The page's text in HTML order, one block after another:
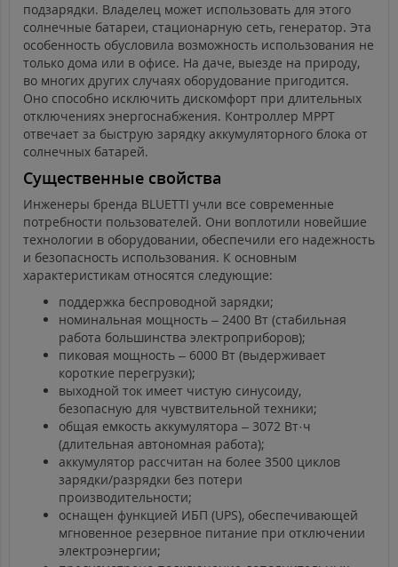
подзарядки. Владелец может использовать для этого
солнечные батареи, стационарную сеть, генератор. Эта
особенность обусловила возможность использования не
только дома или в офисе. На даче, выезде на природу,
во многих других случаях оборудование пригодится.
Оно способно исключить дискомфорт при длительных
отключениях энергоснабжения. Контроллер МРРТ
отвечает за быструю зарядку аккумуляторного блока от
солнечных батарей.
Существенные свойства
Инженеры бренда BLUETTI учли все современные
потребности пользователей. Они воплотили новейшие
технологии в оборудовании, обеспечили его надежность
и безопасность использования. К основным
характеристикам относятся следующие:
поддержка беспроводной зарядки;
номинальная мощность – 2400 Вт (стабильная
работа большинства электроприборов);
пиковая мощность – 6000 Вт (выдерживает
короткие перегрузки);
выходной ток имеет чистую синусоиду,
безопасную для чувствительной техники;
общая емкость аккумулятора – 3072 Вт·ч
(длительная автономная работа);
аккумулятор рассчитан на более 3500 циклов
зарядки/разрядки без потери
производительности;
оснащен функцией ИБП (UPS), обеспечивающей
мгновенное резервное питание при отключении
электроэнергии;